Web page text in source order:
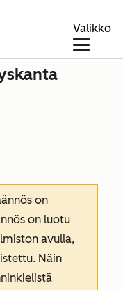
Valikko
on
on luotu
avulla,
Näin